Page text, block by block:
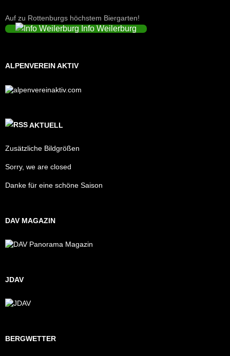
Auf zu Rottenburgs höchstem Biergarten!
Info Weilerburg
ALPENVEREIN AKTIV
AKTUELL
Zusätzliche Bildgrößen
Sorry, we are closed
Danke für eine schöne Saison
DAV MAGAZIN
JDAV
BERGWETTER